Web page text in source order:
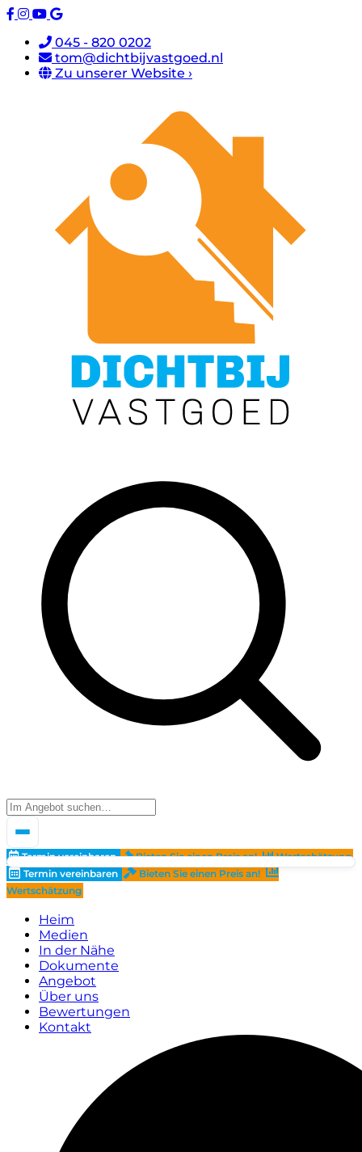
045 - 820 0202
tom@dichtbijvastgoed.nl
Zu unserer Website ›
Termin vereinbaren Bieten Sie einen Preis an!
Wertschätzung
Termin vereinbaren
Bieten Sie einen Preis an!
Wertschätzung
Heim
Medien
In der Nähe
Dokumente
Angebot
Über uns
Bewertungen
Kontakt